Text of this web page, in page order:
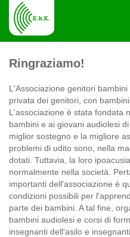
Ringraziamo!
L'Associazione genitori
privata dei genitori, con
L'associazione è stata fondata
bambini e ai giovani audiolesi
miglior sostegno e la migliore
problemi di udito sono, nella
dotati. Tuttavia, la loro
normalmente nella società.
importanti dell'associazione è
condizioni possibili per
parte dei bambini. A tal fine,
bambini audiolesi e corsi di
insegnanti dell'asilo e